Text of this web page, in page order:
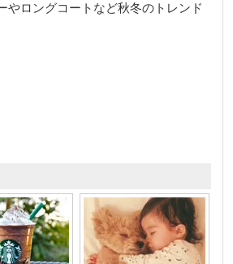
ロングコートなど秋冬のトレンド